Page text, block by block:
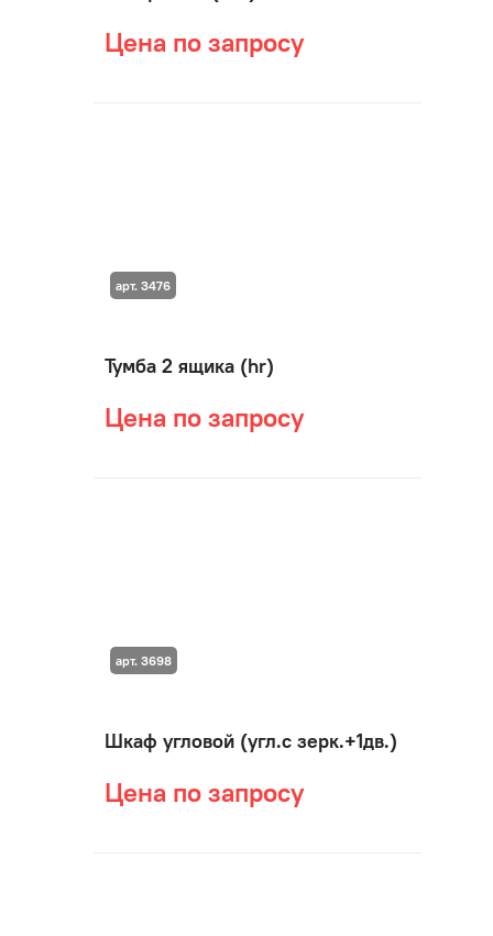
Цена по запросу
Тумба 2 ящика (hr)
Цена по запросу
арт. 3476
Шкаф угловой (угл.с зерк.+1дв.)
Цена по запросу
арт. 3698